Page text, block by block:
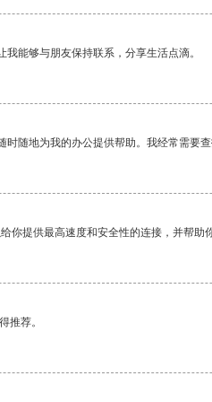
能够与朋友保持联系，分享生活点滴。
时随地为我的办公提供帮助。我经常需要
你提供最高速度和安全性的连接，并帮助
推荐。